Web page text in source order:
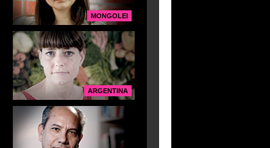
MONGOLEI
ARGENTINA